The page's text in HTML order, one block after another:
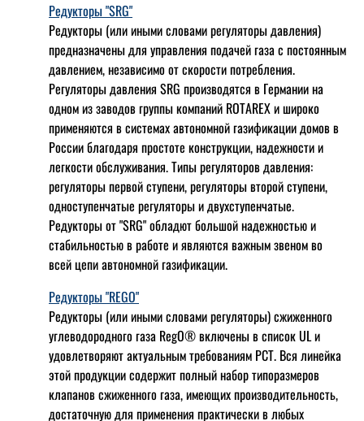
Редукторы "SRG"
Редукторы (или иными словами регуляторы давления)
предназначены для управления подачей газа с постоянным
давлением, независимо от скорости потребления.
Регуляторы давления SRG производятся в Германии на
одном из заводов группы компаний ROTAREX и широко
применяются в системах автономной газификации домов в
России благодаря простоте конструкции, надежности и
легкости обслуживания. Типы регуляторов давления:
регуляторы первой ступени, регуляторы второй ступени,
одноступенчатые регуляторы и двухступенчатые.
Редукторы от "SRG" обладют большой надежностью и
стабильностью в работе и являются важным звеном во
всей цепи автономной газификации.
Редукторы "REGO"
Редукторы (или иными словами регуляторы) сжиженного
углеводородного газа RegO® включены в список UL и
удовлетворяют актуальным требованиям РСТ. Вся линейка
этой продукции содержит полный набор типоразмеров
клапанов сжиженного газа, имеющих производительность,
достаточную для применения практически в любых